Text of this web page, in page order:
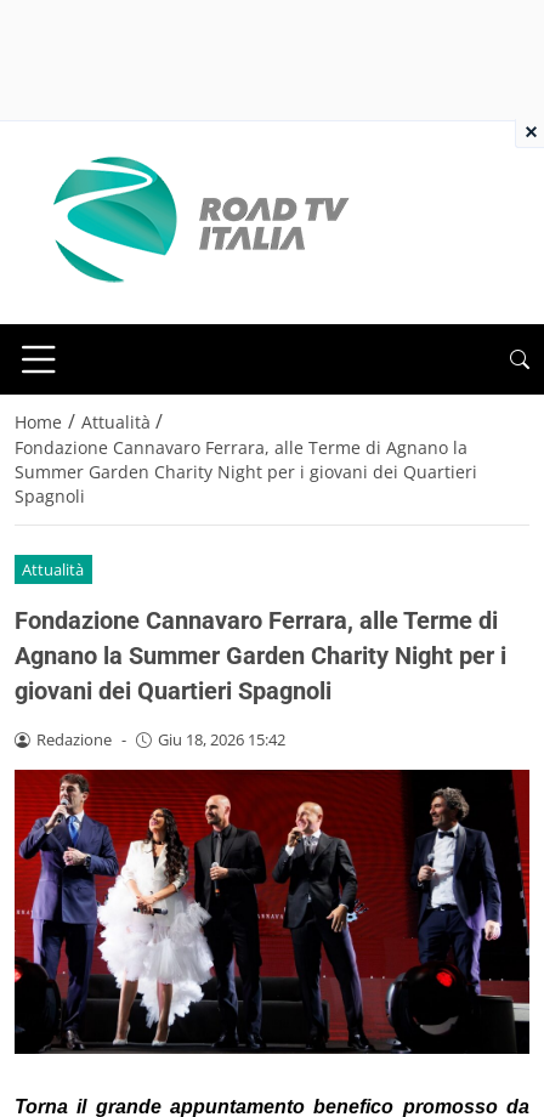
Home / Attualità /
Fondazione Cannavaro Ferrara, alle Terme di Agnano la
Summer Garden Charity Night per i giovani dei Quartieri
Spagnoli
Attualità
Fondazione Cannavaro Ferrara, alle Terme di
Agnano la Summer Garden Charity Night per i
giovani dei Quartieri Spagnoli
Redazione - Giu 18, 2026 15:42
Torna il grande appuntamento benefico promosso da
×